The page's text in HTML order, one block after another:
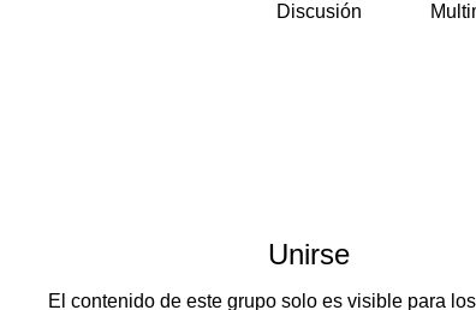
Discusión
Unirse
El contenido de este grupo solo es visible para